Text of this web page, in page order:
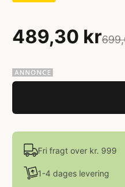
489,30 kr
Fri fragt over kr. 999
1-4 dages levering